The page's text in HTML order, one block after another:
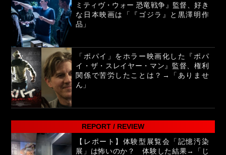
ミティヴ・ウォー 恐竜戦争』監督、好き
な日本映画は「『ゴジラ』と黒澤明作
品」
「ポパイ」をホラー映画化した『ポパ
イ・ザ・スレイヤー・マン』監督、権利
関係で苦労したことは？→「ありませ
ん」
REPORT / REVIEW
【レポート】体験型展覧会「記憶汚染
展」は怖いのか？ 体験した結果→「じ